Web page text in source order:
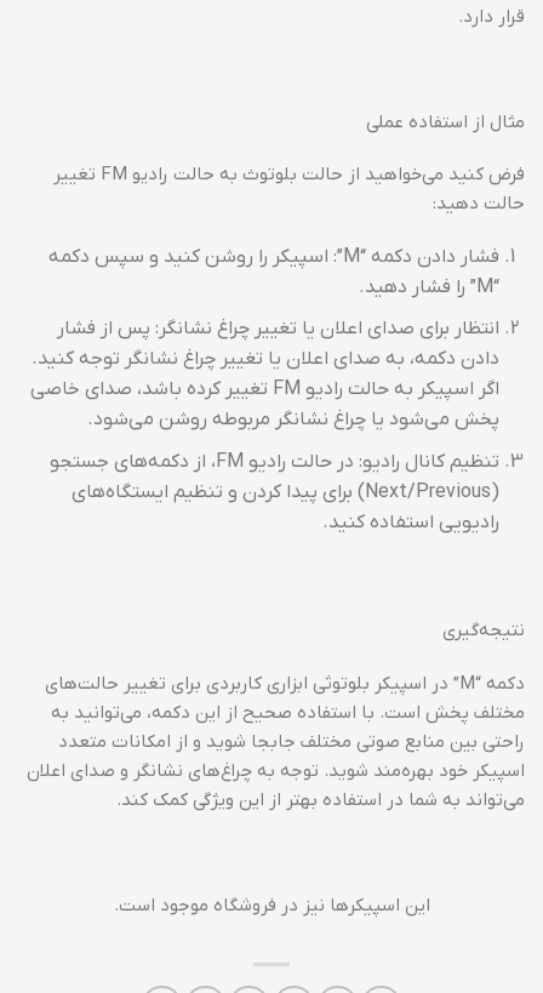
قرار دارد.
مثال از استفاده عملی
فرض کنید می‌خواهید از حالت بلوتوث به حالت رادیو FM تغییر
حالت دهید:
فشار دادن دکمه “M”: اسپیکر را روشن کنید و سپس دکمه
“M” را فشار دهید.
انتظار برای صدای اعلان یا تغییر چراغ نشانگر: پس از فشار
دادن دکمه، به صدای اعلان یا تغییر چراغ نشانگر توجه کنید.
اگر اسپیکر به حالت رادیو FM تغییر کرده باشد، صدای خاصی
پخش می‌شود یا چراغ نشانگر مربوطه روشن می‌شود.
تنظیم کانال رادیو: در حالت رادیو FM، از دکمه‌های جستجو
(Next/Previous) برای پیدا کردن و تنظیم ایستگاه‌های
رادیویی استفاده کنید.
نتیجه‌گیری
دکمه “M” در اسپیکر بلوتوثی ابزاری کاربردی برای تغییر حالت‌های
مختلف پخش است. با استفاده صحیح از این دکمه، می‌توانید به
راحتی بین منابع صوتی مختلف جابجا شوید و از امکانات متعدد
اسپیکر خود بهره‌مند شوید. توجه به چراغ‌های نشانگر و صدای اعلان
می‌تواند به شما در استفاده بهتر از این ویژگی کمک کند.
این اسپیکرها نیز در فروشگاه موجود است.